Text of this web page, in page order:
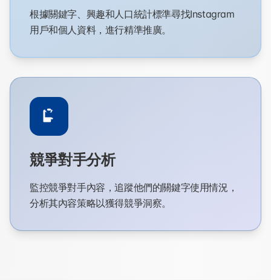
根據關鍵字、興趣和人口統計標準尋找Instagram
用戶和個人資料，進行精準推廣。
競爭對手分析
監控競爭對手內容，追蹤他們的關鍵字使用情況，
分析其內容策略以獲得競爭洞察。